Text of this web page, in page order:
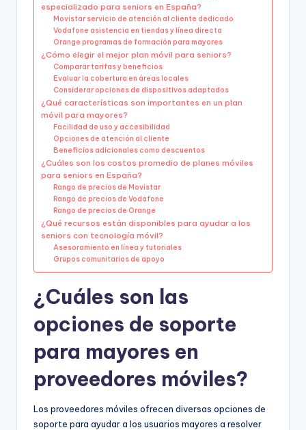
especializado para seniors en España?
Movistar servicio de atención al cliente dedicado
Vodafone asistencia en tiendas y línea directa
Orange programas de formación para mayores
¿Cómo elegir el mejor plan móvil para seniors?
Comparar tarifas y beneficios
Evaluar la cobertura en áreas locales
Considerar opciones de dispositivos adaptados
¿Qué características son importantes en un plan
móvil para mayores?
Facilidad de uso y accesibilidad
Opciones de atención al cliente
Beneficios adicionales como descuentos
¿Cuáles son los costos promedio de planes móviles
para seniors en España?
Rango de precios de Movistar
Rango de precios de Vodafone
Rango de precios de Orange
¿Qué recursos están disponibles para ayudar a los
seniors con tecnología móvil?
Asesoramiento en línea y tutoriales
Grupos comunitarios de apoyo
¿Cuáles son las
opciones de soporte
para mayores en
proveedores móviles?
Los proveedores móviles ofrecen diversas opciones de
soporte para ayudar a los usuarios mayores a resolver